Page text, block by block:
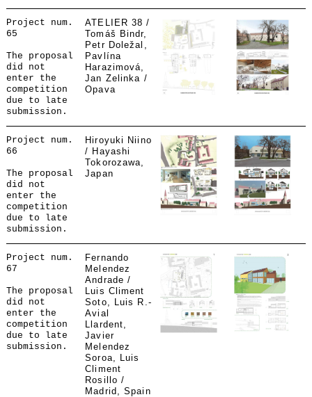
Project num.
65
The proposal
did not
enter the
competition
due to late
submission.
ATELIER 38 /
Tomáš Bindr,
Petr Doležal,
Pavlína
Harazimová,
Jan Zelinka /
Opava
Project num.
66
The proposal
did not
enter the
competition
due to late
submission.
Hiroyuki Niino
/ Hayashi
Tokorozawa,
Japan
Project num.
67
The proposal
did not
enter the
competition
due to late
submission.
Fernando
Melendez
Andrade /
Luis Climent
Soto, Luis R.-
Avial
Llardent,
Javier
Melendez
Soroa, Luis
Climent
Rosillo /
Madrid, Spain